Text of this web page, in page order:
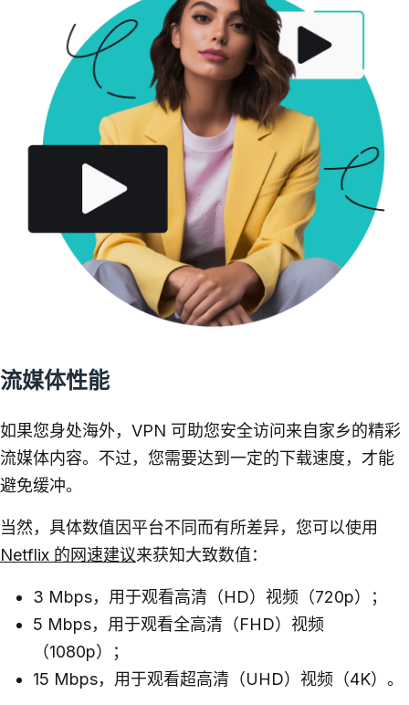
流媒体性能
如果您身处海外，VPN 可助您安全访问来自家乡的精彩
流媒体内容。不过，您需要达到一定的下载速度，才能
避免缓冲。
当然，具体数值因平台不同而有所差异，您可以使用
Netflix 的网速建议来获知大致数值：
3 Mbps，用于观看高清（HD）视频（720p）；
5 Mbps，用于观看全高清（FHD）视频
（1080p）；
15 Mbps，用于观看超高清（UHD）视频（4K）。